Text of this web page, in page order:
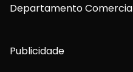
Departamento
Publicidade